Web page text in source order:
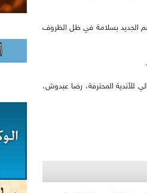
الجديد بسلامة في ظل الظروف
للأندية المحترفة، رضا عبدوش،